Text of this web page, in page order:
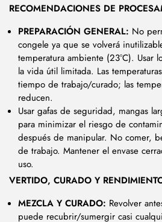
RECOMENDACIONES DE
PREPARACIÓN GENERAL: No
congele ya que se volverá
temperatura ambiente (23°C). Usar
la vida útil limitada. Las
tiempo de trabajo/curado; las
reducen.
Usar gafas de seguridad, mangas
para minimizar el riesgo de
después de manipular. No comer,
de trabajo. Mantener el envase
uso.
VERTIDO, CURADO Y
MEZCLA Y CURADO: Revolver
puede recubrir/sumergir casi